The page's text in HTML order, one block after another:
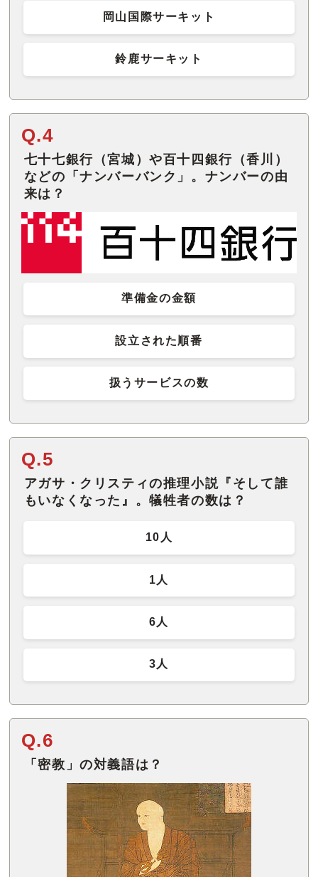
岡山国際サーキット
鈴鹿サーキット
Q.4
七十七銀行（宮城）や百十四銀行（香川）
などの「ナンバーバンク」。ナンバーの由
来は？
準備金の金額
設立された順番
扱うサービスの数
Q.5
アガサ・クリスティの推理小説『そして誰
もいなくなった』。犠牲者の数は？
10人
1人
6人
3人
Q.6
「密教」の対義語は？